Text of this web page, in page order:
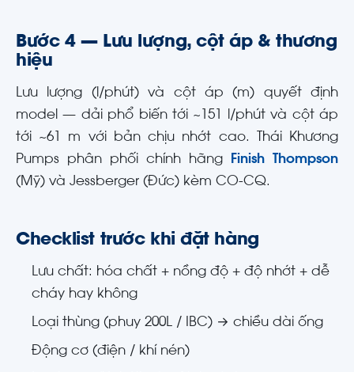
Bước 4 — Lưu lượng, cột áp & thương
hiệu
Lưu lượng (l/phút) và cột áp (m) quyết định
model — dải phổ biến tới ~151 l/phút và cột áp
tới ~61 m với bản chịu nhớt cao. Thái Khương
Pumps phân phối chính hãng
Finish Thompson
(Mỹ) và Jessberger (Đức) kèm CO-CQ.
Checklist trước khi đặt hàng
Lưu chất: hóa chất + nồng độ + độ nhớt + dễ
cháy hay không
Loại thùng (phuy 200L / IBC) → chiều dài ống
Động cơ (điện / khí nén)